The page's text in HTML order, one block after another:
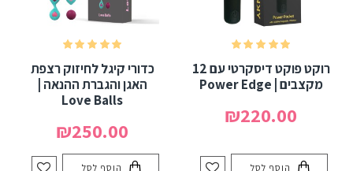
רוקט פוקט דיסקרטי עם 12
מקצבים | Power Edge
₪220.00
הוסף לסל
כדורי קיגל לחיזוק רצפת
האגן והגברת ההנאה |
Love Balls
₪250.00
הוסף לסל